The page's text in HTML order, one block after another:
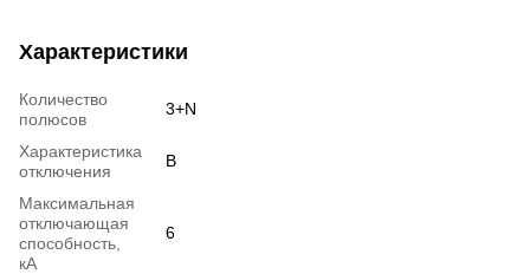
Характеристики
Количество
полюсов
3+N
Характеристика
отключения
B
Максимальная
отключающая
способность,
кА
6